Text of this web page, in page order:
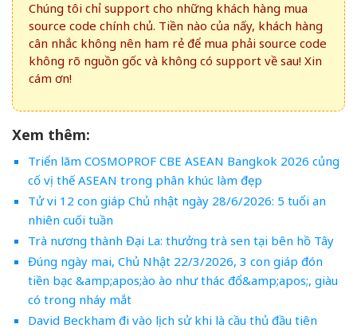
Chúng tôi chỉ support cho những khách hàng mua
source code chính chủ. Tiền nào của nấy, khách hàng
cân nhắc không nên ham rẻ để mua phải source code
không rõ nguồn gốc và không có support về sau! Xin
cám ơn!
Xem thêm:
Triển lãm COSMOPROF CBE ASEAN Bangkok 2026 củng
cố vị thế ASEAN trong phân khúc làm đẹp
Tử vi 12 con giáp Chủ nhật ngày 28/6/2026: 5 tuổi an
nhiên cuối tuần
Trà nương thành Đại La: thưởng trà sen tại bên hồ Tây
Đúng ngày mai, Chủ Nhật 22/3/2026, 3 con giáp đón
tiền bạc &amp;apos;ào ào như thác đổ&amp;apos;, giàu
có trong nháy mắt
David Beckham đi vào lịch sử khi là cầu thủ đầu tiên